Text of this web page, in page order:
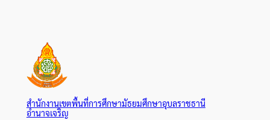
สำนักงานเขตพื้นที่การศึกษามัธยมศึกษาอุบลราชธานี
อำนาจเจริญ